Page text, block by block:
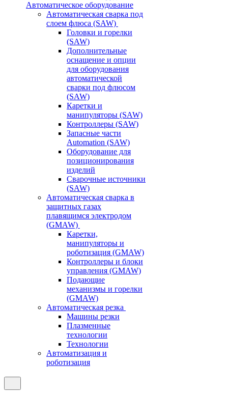
Автоматическое оборудование
Автоматическая сварка под
слоем флюса (SAW)
Головки и горелки
(SAW)
Дополнительные
оснащение и опции
для оборудования
автоматической
сварки под флюсом
(SAW)
Каретки и
манипуляторы (SAW)
Контроллеры (SAW)
Запасные части
Automation (SAW)
Оборудование для
позиционирования
изделий
Сварочные источники
(SAW)
Автоматическая сварка в
защитных газах
плавящимся электродом
(GMAW)
Каретки,
манипуляторы и
роботизация (GMAW)
Контроллеры и блоки
управления (GMAW)
Подающие
механизмы и горелки
(GMAW)
Автоматическая резка
Машины резки
Плазменные
технологии
Технологии
Автоматизация и
роботизация